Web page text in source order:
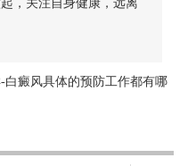
白癜风具体的预防工作都有哪